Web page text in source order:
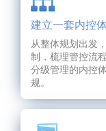
建立一套内控
从整体规划出发
制，梳理管控流
分级管理的内控
规。